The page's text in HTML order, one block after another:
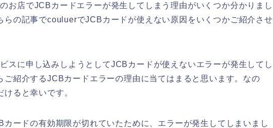
お店でJCBカードエラーが発生してしまう理由がいくつか分かりまし
らの記事でcouluerでJCBカードが使えない原因をいくつかご紹介させ
スに申し込みしようとしてJCBカードが使えないエラーが発生してし
ご紹介するJCBカードエラーの理由に当てはまると思います。なの
ると幸いです。
カードの有効期限が切れていたために、エラーが発生してしまいまし